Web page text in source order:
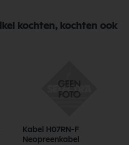
kochten, kochten ook
Kabel H07RN-F
Neopreenkabel